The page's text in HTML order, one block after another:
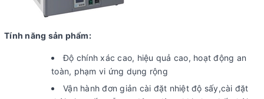
Tính năng sản phẩm:
Độ chính xác cao, hiệu quả cao, hoạt động an
toàn, phạm vi ứng dụng rộng
Vận hành đơn giản cài đặt nhiệt độ sấy,cài đặt